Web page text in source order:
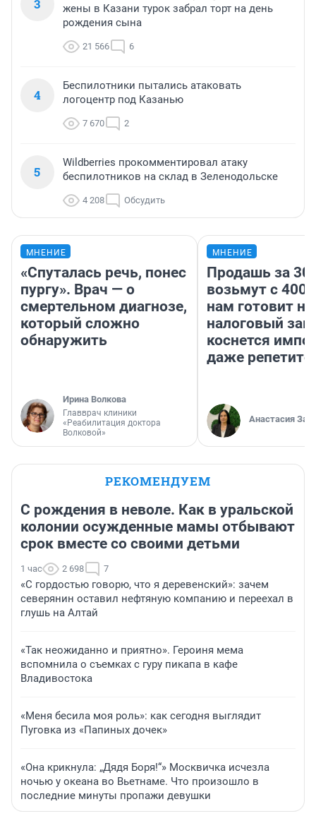
3
жены в Казани турок забрал торт на день
рождения сына
21 566 6
4
Беспилотники пытались атаковать
логоцентр под Казанью
7 670 2
5
Wildberries прокомментировал атаку
беспилотников на склад в Зеленодольске
4 208 Обсудить
МНЕНИЕ
«Спуталась речь, понес
пургу». Врач — о
смертельном диагнозе,
который сложно
обнаружить
Ирина Волкова
Главврач клиники
«Реабилитация доктора
Волковой»
МНЕНИЕ
Продашь за
возьмут с
нам готовит
налоговый
коснется
даже
Анастасия
РЕКОМЕНДУЕМ
С рождения в неволе. Как в уральской
колонии осужденные мамы отбывают
срок вместе со своими детьми
1 час 2 698 7
«С гордостью говорю, что я деревенский»: зачем
северянин оставил нефтяную компанию и переехал в
глушь на Алтай
«Так неожиданно и приятно». Героиня мема
вспомнила о съемках с гуру пикапа в кафе
Владивостока
«Меня бесила моя роль»: как сегодня выглядит
Пуговка из «Папиных дочек»
«Она крикнула: „Дядя Боря!“» Москвичка исчезла
ночью у океана во Вьетнаме. Что произошло в
последние минуты пропажи девушки